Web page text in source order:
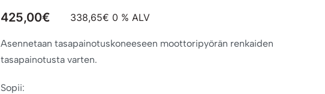
425,00€ 338,65€ 0 % ALV
Asennetaan tasapainotuskoneeseen moottoripyörän renkaiden
tasapainotusta varten.
Sopii: